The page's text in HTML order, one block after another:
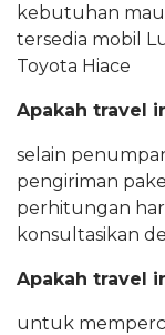
kebutuhan
tersedia mobil
Toyota Hiace
Apakah travel
selain
pengiriman
perhitungan
konsultasikan
Apakah travel
untuk